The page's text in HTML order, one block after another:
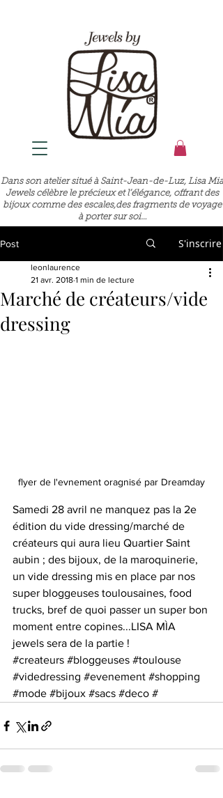
Dans son atelier situé à Saint-Jean-de-Luz, Lisa Mia
Jewels célèbre le précieux et l’élégance, offrant des
bijoux comme des escales,des fragments de voyage
à porter sur soi…
Post S'inscrire
Marché de créateurs/vide
dressing
leonlaurence
21 avr. 2018 1 min de lecture
flyer de l'evnement oragnisé par Dreamday
Samedi 28 avril ne manquez pas la 2e
édition du vide dressing/marché de
créateurs qui aura lieu Quartier Saint
aubin ; des bijoux, de la maroquinerie,
un vide dressing mis en place par nos
super bloggeuses toulousaines, food
trucks, bref de quoi passer un super bon
moment entre copines...LISA MÌA
jewels sera de la partie !
#createurs #bloggeuses #toulouse
#videdressing #evenement #shopping
#mode #bijoux #sacs #deco #